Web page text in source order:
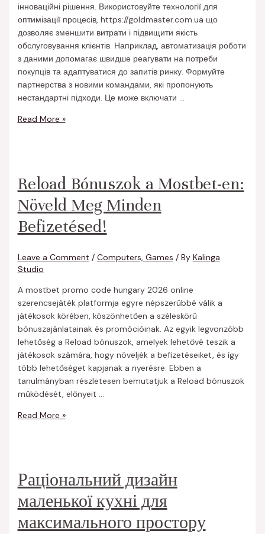
інноваційні рішення. Використовуйте технології для
оптимізації процесів, https://goldmaster.com.ua що
дозволяє зменшити витрати і підвищити якість
обслуговування клієнтів. Наприклад, автоматизація роботи
з даними допомагає швидше реагувати на потреби
покупців та адаптуватися до запитів ринку. Формуйте
партнерства з новими командами, які пропонують
нестандартні підходи. Це може включати …
Read More »
Reload Bónuszok a Mostbet-en:
Növeld Meg Minden
Befizetésed!
Leave a Comment / Computers, Games / By Kalinga
Studio
A mostbet promo code hungary 2026 online
szerencsejáték platformja egyre népszerűbbé válik a
játékosok körében, köszönhetően a széleskörű
bónuszajánlatainak és promócióinak. Az egyik legvonzóbb
lehetőség a Reload bónuszok, amelyek lehetővé teszik a
játékosok számára, hogy növeljék a befizetéseiket, és így
több lehetőséget kapjanak a nyerésre. Ebben a
tanulmányban részletesen bemutatjuk a Reload bónuszok
működését, előnyeit …
Read More »
Раціональний дизайн
маленької кухні для
максимального простору